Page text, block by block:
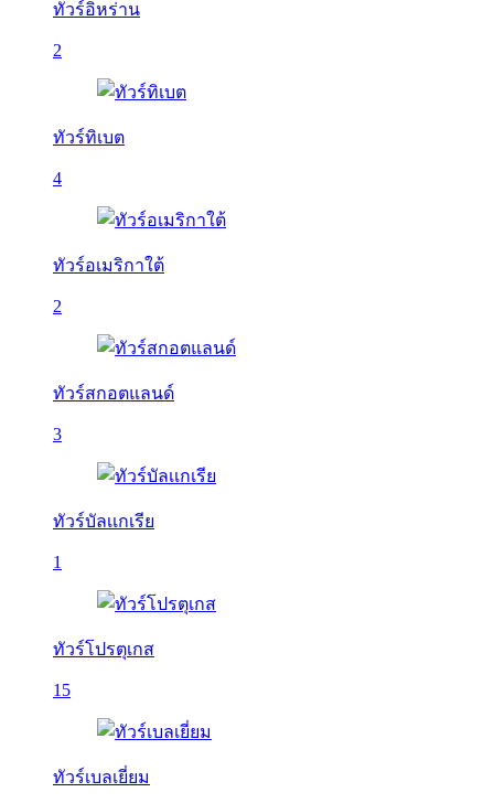
ทัวร์อิหร่าน
2
ทัวร์ทิเบต
4
ทัวร์อเมริกาใต้
2
ทัวร์สกอตแลนด์
3
ทัวร์บัลเเกเรีย
1
ทัวร์โปรตุเกส
15
ทัวร์เบลเยี่ยม